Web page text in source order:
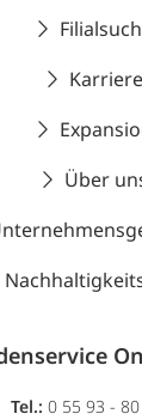
Karriere
Über
Tel.: 0 55 93 -